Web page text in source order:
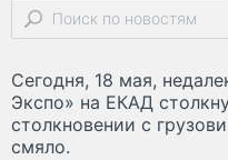
Сегодня, 18 мая,
Экспо» на ЕКАД
столкновении с
смяло.